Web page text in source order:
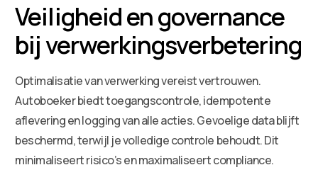
Veiligheid en governance
bij verwerkingsverbetering
Optimalisatie van verwerking vereist vertrouwen.
Autoboeker biedt toegangscontrole, idempotente
aflevering en logging van alle acties. Gevoelige data blijft
beschermd, terwijl je volledige controle behoudt. Dit
minimaliseert risico’s en maximaliseert compliance.